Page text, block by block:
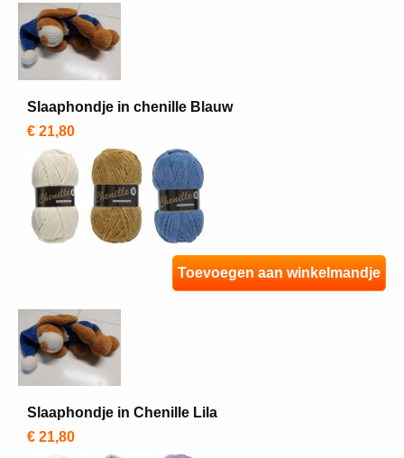
Slaaphondje in chenille Blauw
€ 21,80
Toevoegen aan winkelmandje
Slaaphondje in Chenille Lila
€ 21,80